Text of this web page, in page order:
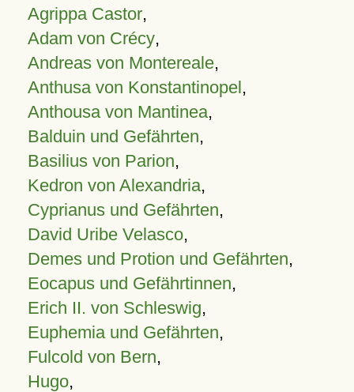
Agrippa Castor,
Adam von Crécy,
Andreas von Montereale,
Anthusa von Konstantinopel,
Anthousa von Mantinea,
Balduin und Gefährten,
Basilius von Parion,
Kedron von Alexandria,
Cyprianus und Gefährten,
David Uribe Velasco,
Demes und Protion und Gefährten,
Eocapus und Gefährtinnen,
Erich II. von Schleswig,
Euphemia und Gefährten,
Fulcold von Bern,
Hugo,